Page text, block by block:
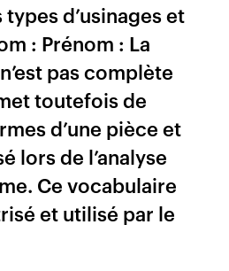
d’usinages et
: Prénom : La
pas complète
toutefois de
d’une pièce et
lors de l’analyse
Ce vocabulaire
et utilisé par le